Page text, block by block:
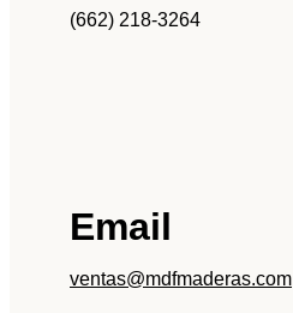
(662) 218-3264
Email
ventas@mdfmaderas.com